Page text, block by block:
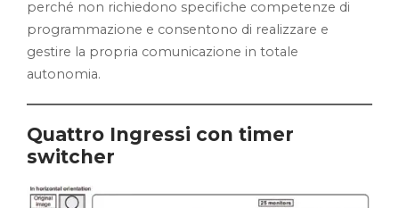
perché non richiedono specifiche competenze di
programmazione e consentono di realizzare e
gestire la propria comunicazione in totale
autonomia.
Quattro Ingressi con timer
switcher